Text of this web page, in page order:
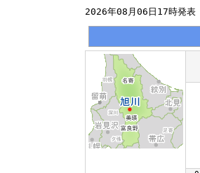
2026年08月06日17時発表